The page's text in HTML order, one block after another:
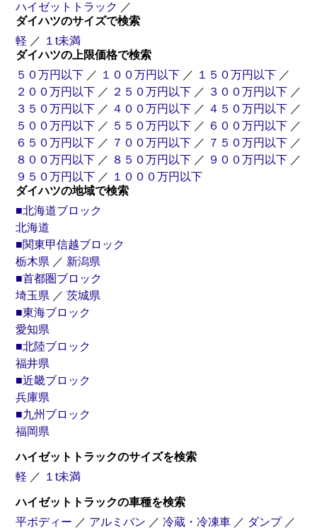
ハイゼットトラック ／
ダイハツのサイズで検索
軽 ／ １t未満
ダイハツの上限価格で検索
５０万円以下 ／ １００万円以下 ／ １５０万円以下 ／
２００万円以下 ／ ２５０万円以下 ／ ３００万円以下 ／
３５０万円以下 ／ ４００万円以下 ／ ４５０万円以下 ／
５００万円以下 ／ ５５０万円以下 ／ ６００万円以下 ／
６５０万円以下 ／ ７００万円以下 ／ ７５０万円以下 ／
８００万円以下 ／ ８５０万円以下 ／ ９００万円以下 ／
９５０万円以下 ／ １０００万円以下
ダイハツの地域で検索
■北海道ブロック
北海道
■関東甲信越ブロック
栃木県 ／ 新潟県
■首都圏ブロック
埼玉県 ／ 茨城県
■東海ブロック
愛知県
■北陸ブロック
福井県
■近畿ブロック
兵庫県
■九州ブロック
福岡県
ハイゼットトラックのサイズを検索
軽 ／ １t未満
ハイゼットトラックの車種を検索
平ボディー ／ アルミバン ／ 冷蔵・冷凍車 ／ ダンプ ／